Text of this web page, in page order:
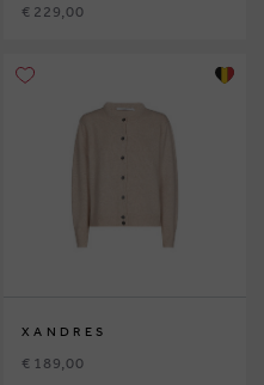
€ 229,00
XANDRES
€ 189,00